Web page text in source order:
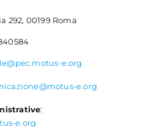
292, 00199 Roma
e.org
e.org
:
e.org